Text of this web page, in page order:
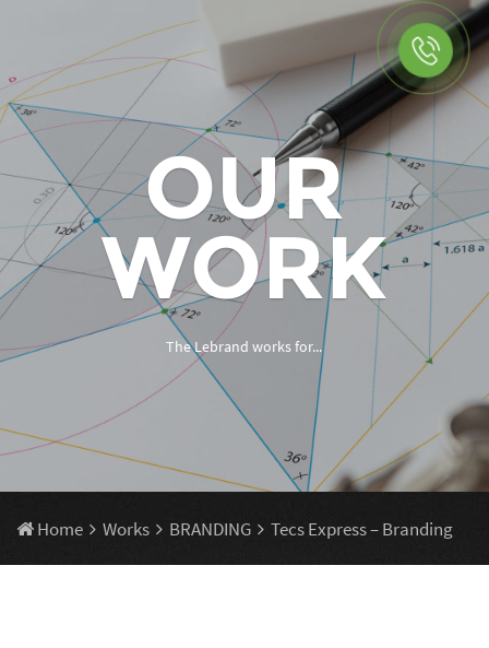
OUR
WORK
The Lebrand works for...
Home Works BRANDING Tecs Express – Branding